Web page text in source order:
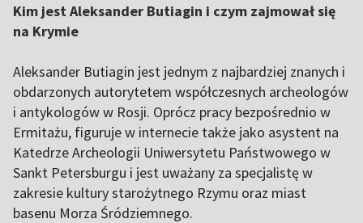
Kim jest Aleksander Butiagin i czym zajmował się
na Krymie
Aleksander Butiagin jest jednym z najbardziej znanych i
obdarzonych autorytetem współczesnych archeologów
i antykologów w Rosji. Oprócz pracy bezpośrednio w
Ermitażu, figuruje w internecie także jako asystent na
Katedrze Archeologii Uniwersytetu Państwowego w
Sankt Petersburgu i jest uważany za specjalistę w
zakresie kultury starożytnego Rzymu oraz miast
basenu Morza Śródziemnego.